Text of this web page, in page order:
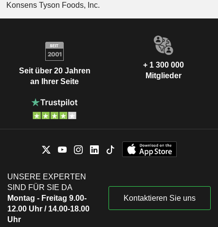
Konsens Tyson Foods, Inc.
Seit über 20 Jahren
an Ihrer Seite
+ 1 300 000
Mitglieder
UNSERE EXPERTEN
SIND FÜR SIE DA
Montag - Freitag 9.00-
12.00 Uhr / 14.00-18.00
Uhr
Kontaktieren Sie uns